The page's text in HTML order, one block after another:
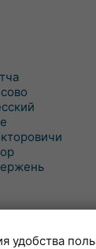
удобства